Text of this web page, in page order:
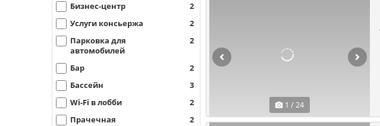
Бизнес-центр
2
Услуги консьержа
2
Парковка для
автомобилей
2
Бар
2
Бассейн
3
Wi-Fi в лобби
2
Прачечная
2
1 / 24